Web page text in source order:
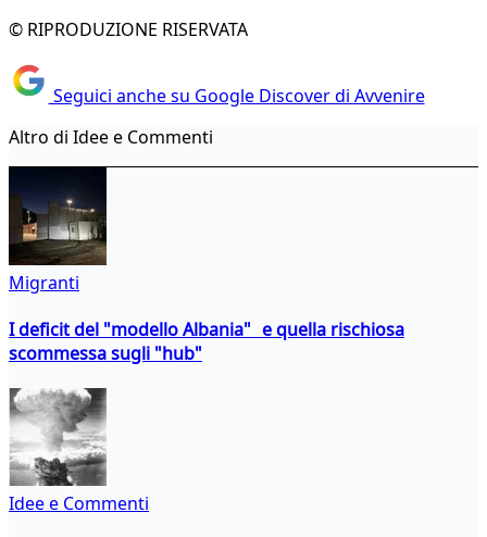
© RIPRODUZIONE RISERVATA
Seguici anche su Google Discover di Avvenire
Altro di Idee e Commenti
Migranti
I deficit del "modello Albania" e quella rischiosa
scommessa sugli "hub"
Idee e Commenti